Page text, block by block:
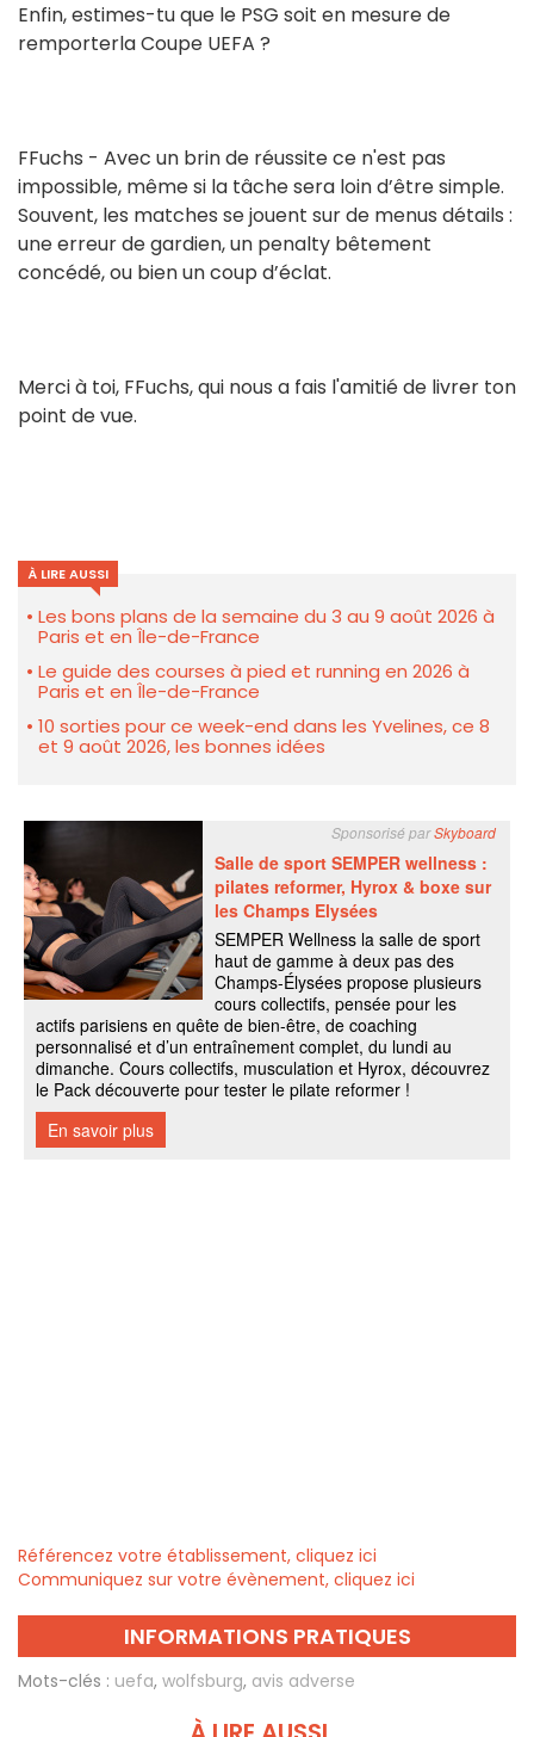
Enfin, estimes-tu que le PSG soit en mesure de
remporterla Coupe UEFA ?
FFuchs - Avec un brin de réussite ce n'est pas
impossible, même si la tâche sera loin d’être simple.
Souvent, les matches se jouent sur de menus détails :
une erreur de gardien, un penalty bêtement
concédé, ou bien un coup d’éclat.
Merci à toi, FFuchs, qui nous a fais l'amitié de livrer ton
point de vue.
À LIRE AUSSI
Les bons plans de la semaine du 3 au 9 août 2026 à
Paris et en Île-de-France
Le guide des courses à pied et running en 2026 à
Paris et en Île-de-France
10 sorties pour ce week-end dans les Yvelines, ce 8
et 9 août 2026, les bonnes idées
Référencez votre établissement, cliquez ici
Communiquez sur votre évènement, cliquez ici
INFORMATIONS PRATIQUES
Mots-clés : uefa, wolfsburg, avis adverse